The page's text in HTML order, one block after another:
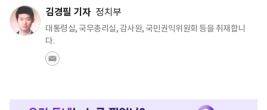
김경필 기자 정치부
대통령실, 국무총리실, 감사원, 국민권익위원회 등을 취재합니
다.